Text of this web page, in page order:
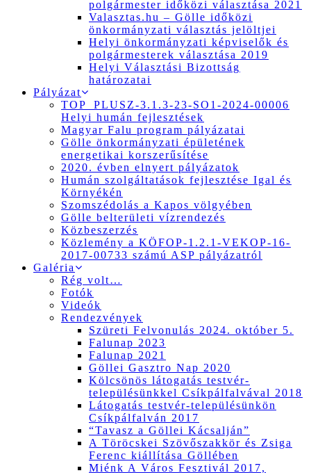
polgármester időközi választása 2021
Valasztas.hu – Gölle időközi
önkormányzati választás jelöltjei
Helyi önkormányzati képviselők és
polgármesterek választása 2019
Helyi Választási Bizottság
határozatai
Pályázat
TOP_PLUSZ-3.1.3-23-SO1-2024-00006
Helyi humán fejlesztések
Magyar Falu program pályázatai
Gölle önkormányzati épületének
energetikai korszerűsítése
2020. évben elnyert pályázatok
Humán szolgáltatások fejlesztése Igal és
Környékén
Szomszédolás a Kapos völgyében
Gölle belterületi vízrendezés
Közbeszerzés
Közlemény a KÖFOP-1.2.1-VEKOP-16-
2017-00733 számú ASP pályázatról
Galéria
Rég volt…
Fotók
Videók
Rendezvények
Szüreti Felvonulás 2024. október 5.
Falunap 2023
Falunap 2021
Göllei Gasztro Nap 2020
Kölcsönös látogatás testvér-
településünkkel Csíkpálfalvával 2018
Látogatás testvér-településünkön
Csíkpálfalván 2017
“Tavasz a Göllei Kácsalján”
A Töröcskei Szövőszakkör és Zsiga
Ferenc kiállítása Göllében
Miénk A Város Fesztivál 2017,